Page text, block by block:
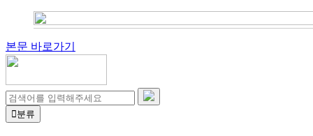
본문 바로가기
분류